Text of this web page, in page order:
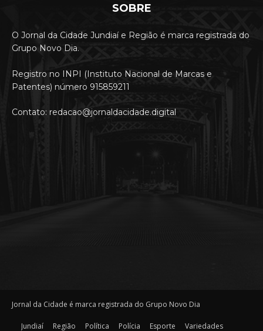
SOBRE
O Jornal da Cidade Jundiaí e Região é marca registrada do
Grupo Novo Dia.
Registro no INPI (Instituto Nacional de Marcas e
Patentes) número 915859211
Contato: redacao@jornaldacidade.digital
Jornal da Cidade é marca registrada do Grupo Novo Dia
Jundiaí Região Política Polícia Esporte Variedades